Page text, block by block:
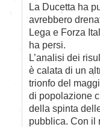
La Ducetta ha
avrebbero
Lega e Forza
ha persi.
L’analisi dei
è calata di un
trionfo del
di popolazione
della spinta
pubblica. Con il